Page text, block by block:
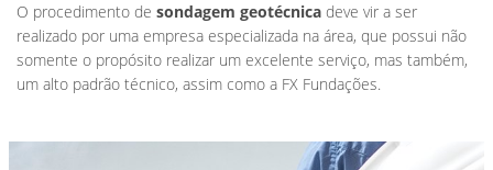
O procedimento de sondagem geotécnica deve vir a ser
realizado por uma empresa especializada na área, que possui não
somente o propósito realizar um excelente serviço, mas também,
um alto padrão técnico, assim como a FX Fundações.